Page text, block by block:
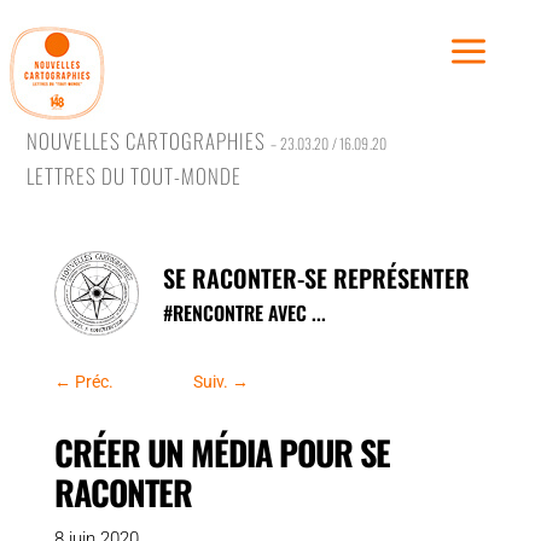
NOUVELLES CARTOGRAPHIES– 23.03.20 / 16.09.20
LETTRES DU TOUT-MONDE
SE RACONTER-SE REPRÉSENTER
#RENCONTRE AVEC ...
← Préc. Suiv. →
CRÉER UN MÉDIA POUR SE
RACONTER